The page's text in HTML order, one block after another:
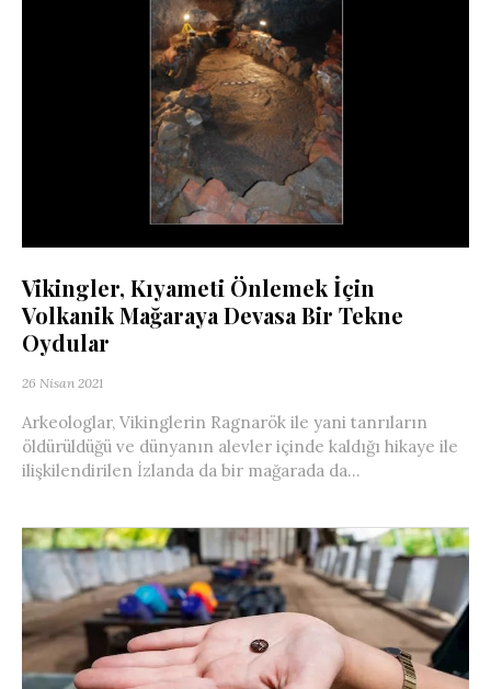
Vikingler, Kıyameti Önlemek İçin
Volkanik Mağaraya Devasa Bir Tekne
Oydular
26 Nisan 2021
Arkeologlar, Vikinglerin Ragnarök ile yani tanrıların
öldürüldüğü ve dünyanın alevler içinde kaldığı hikaye ile
ilişkilendirilen İzlanda da bir mağarada da...